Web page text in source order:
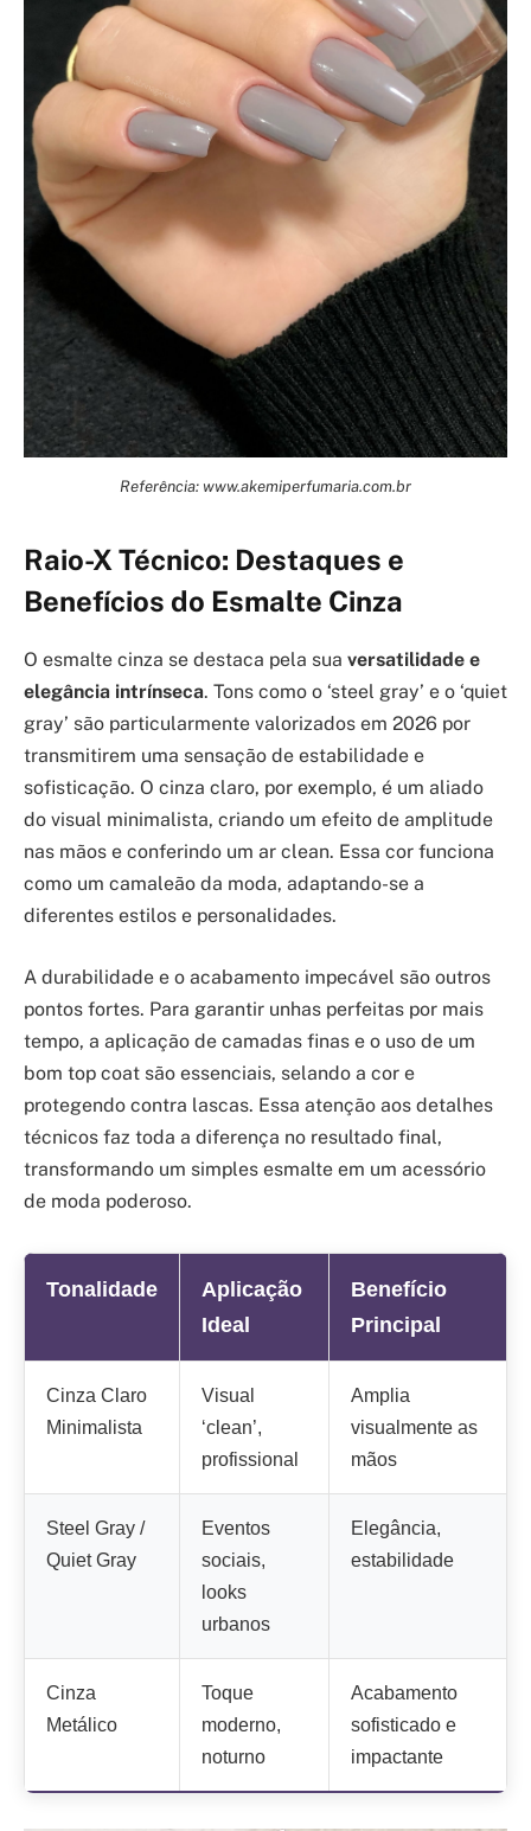
Referência: www.akemiperfumaria.com.br
Raio-X Técnico: Destaques e
Benefícios do Esmalte Cinza
O esmalte cinza se destaca pela sua versatilidade e
elegância intrínseca. Tons como o ‘steel gray’ e o ‘quiet
gray’ são particularmente valorizados em 2026 por
transmitirem uma sensação de estabilidade e
sofisticação. O cinza claro, por exemplo, é um aliado
do visual minimalista, criando um efeito de amplitude
nas mãos e conferindo um ar clean. Essa cor funciona
como um camaleão da moda, adaptando-se a
diferentes estilos e personalidades.
A durabilidade e o acabamento impecável são outros
pontos fortes. Para garantir unhas perfeitas por mais
tempo, a aplicação de camadas finas e o uso de um
bom top coat são essenciais, selando a cor e
protegendo contra lascas. Essa atenção aos detalhes
técnicos faz toda a diferença no resultado final,
transformando um simples esmalte em um acessório
de moda poderoso.
Tonalidade
Aplicação
Ideal
Benefício
Principal
Cinza Claro
Minimalista
Visual
‘clean’,
profissional
Amplia
visualmente as
mãos
Steel Gray /
Quiet Gray
Eventos
sociais,
looks
urbanos
Elegância,
estabilidade
Cinza
Metálico
Toque
moderno,
noturno
Acabamento
sofisticado e
impactante